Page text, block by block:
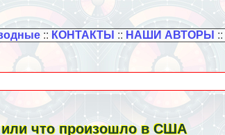
:: КОНТАКТЫ :: НАШИ АВТОРЫ ::
или что произошло в США